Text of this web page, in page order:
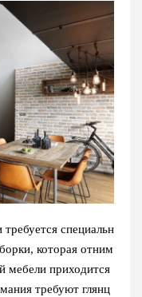
специальн
которая отним
мебели приходится
требуют глянц